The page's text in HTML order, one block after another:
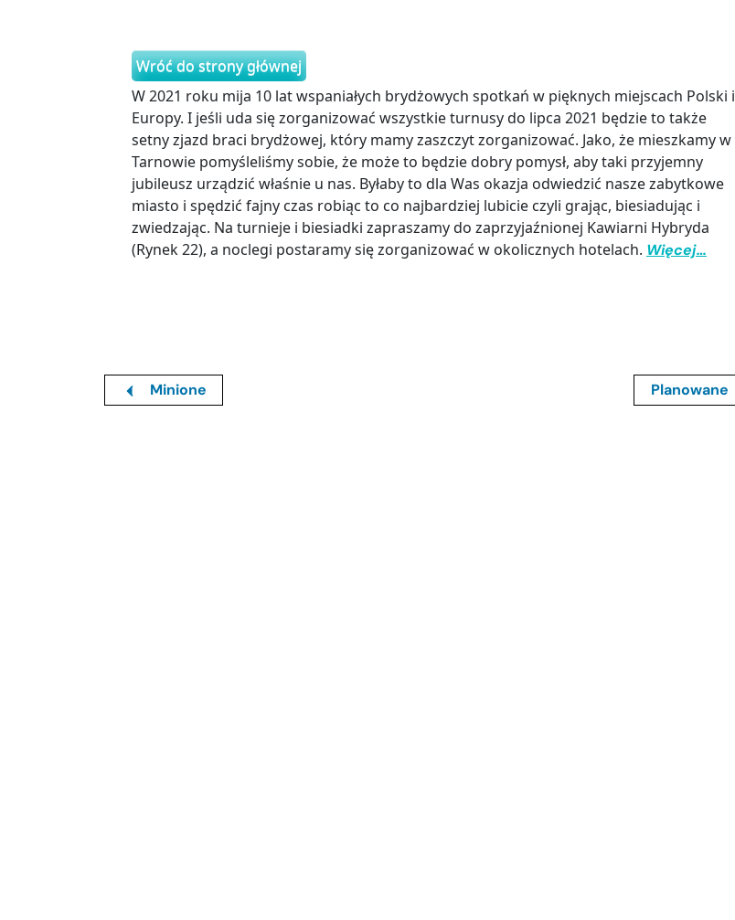
Wróć do strony głównej
W 2021 roku mija 10 lat wspaniałych brydżowych spotkań w pięknych miejscach Polski i
Europy. I jeśli uda się zorganizować wszystkie turnusy do lipca 2021 będzie to także
setny zjazd braci brydżowej, który mamy zaszczyt zorganizować. Jako, że mieszkamy w
Tarnowie pomyśleliśmy sobie, że może to będzie dobry pomysł, aby taki przyjemny
jubileusz urządzić właśnie u nas. Byłaby to dla Was okazja odwiedzić nasze zabytkowe
miasto i spędzić fajny czas robiąc to co najbardziej lubicie czyli grając, biesiadując i
zwiedzając. Na turnieje i biesiadki zapraszamy do zaprzyjaźnionej Kawiarni Hybryda
(Rynek 22), a noclegi postaramy się zorganizować w okolicznych hotelach. Więcej…
Minione Planowane